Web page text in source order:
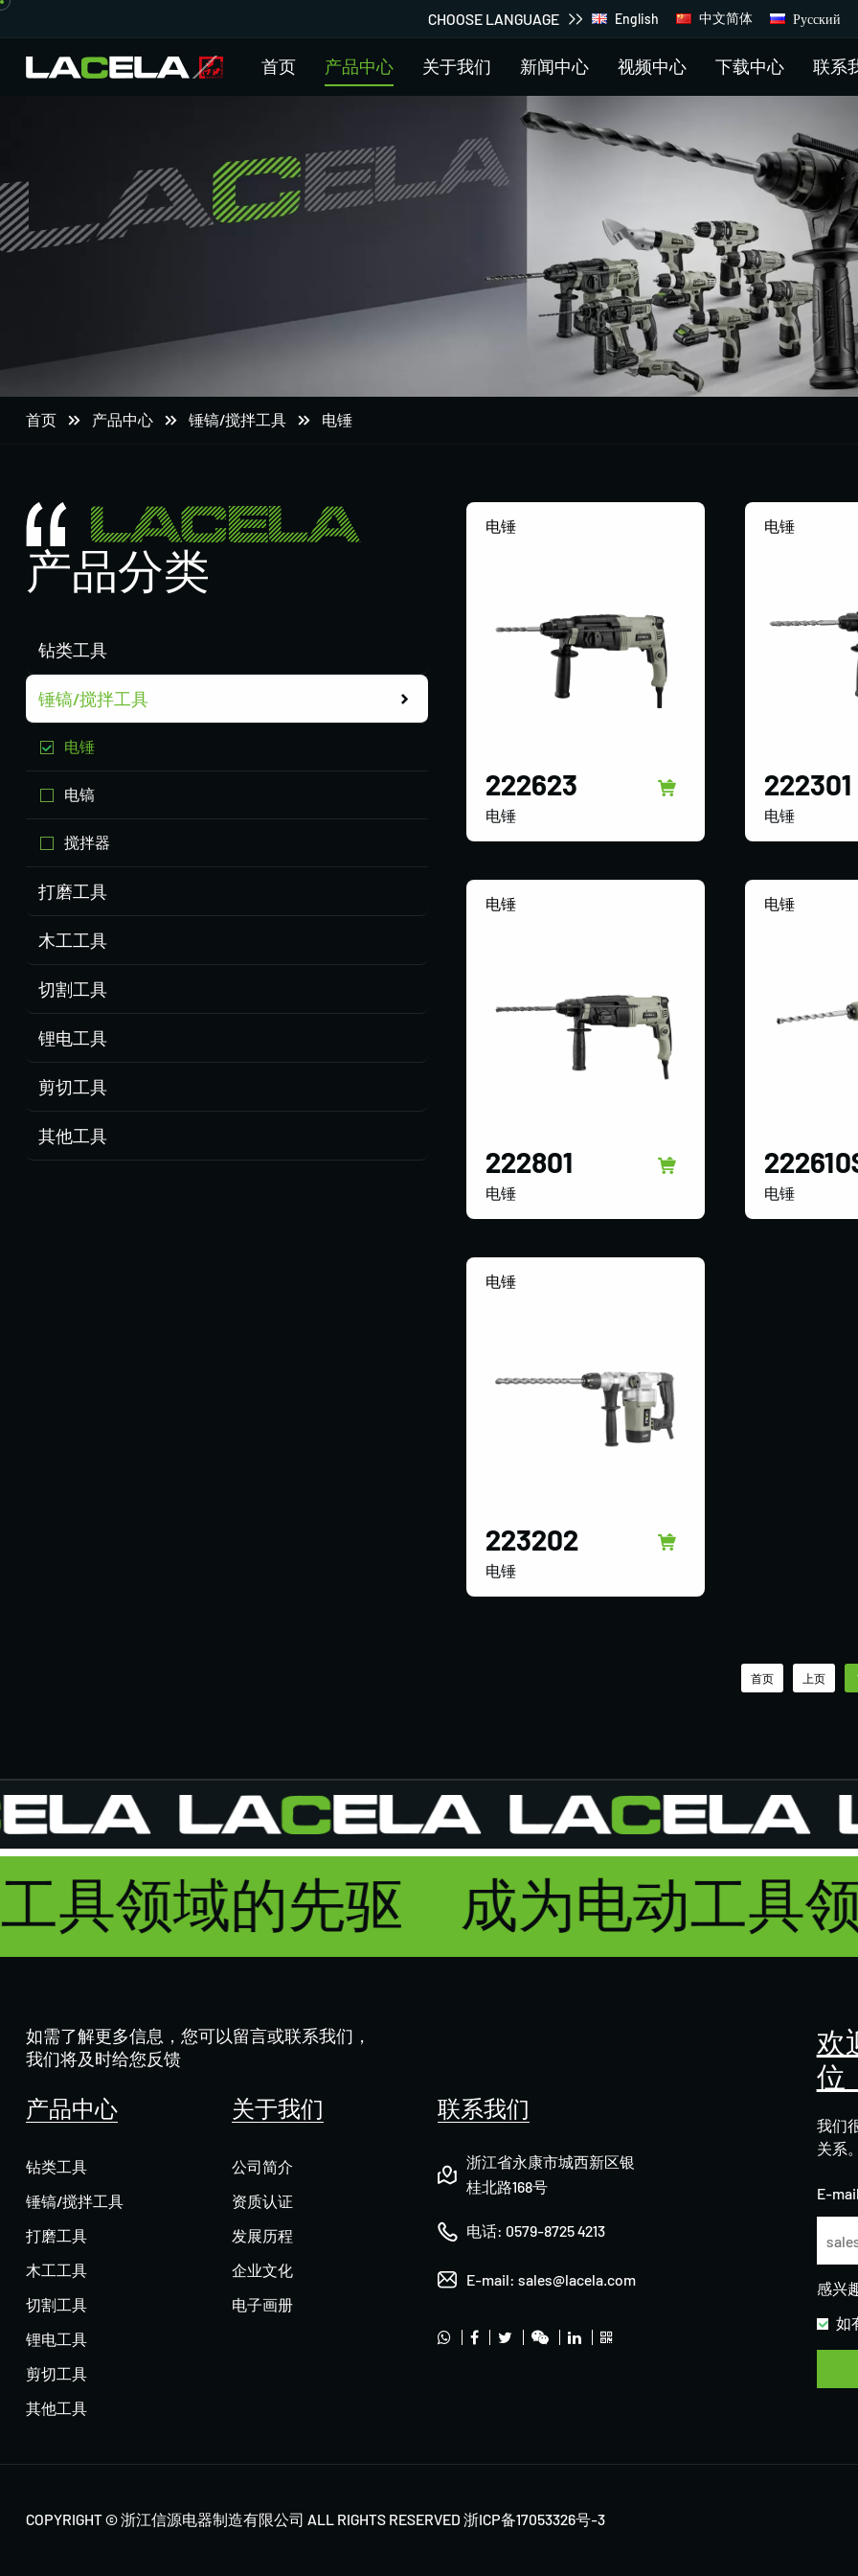
CHOOSE LANGUAGE English 中文简体 Русский
首页 产品中心 关于我们 新闻中心 视频中心 下载中心 联系
首页 产品中心 锤镐/搅拌工具 电锤
产品分类
钻类工具
锤镐/搅拌工具
电锤
电镐
搅拌器
打磨工具
木工工具
切割工具
锂电工具
剪切工具
其他工具
电锤
222623
电锤
电锤
222301
电锤
电锤
222801
电锤
电锤
电锤
电锤
223202
电锤
首页 上页
成为电动工具
具领域的先驱
如需了解更多信息，您可以留言或联系我们，
我们将及时给您反馈
产品中心
钻类工具
锤镐/搅拌工具
打磨工具
木工工具
切割工具
锂电工具
剪切工具
其他工具
关于我们
公司简介
资质认证
发展历程
企业文化
电子画册
联系我们
浙江省永康市城西新区银
桂北路168号
电话: 0579-8725 4213
E-mail: sales@lacela.com
欢
位
我们
关系。
E-
感兴
如
COPYRIGHT © 浙江信源电器制造有限公司 ALL RIGHTS RESERVED 浙ICP备17053326号-3